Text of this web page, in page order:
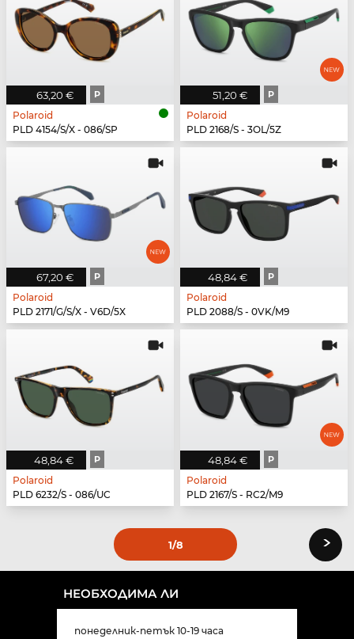
63,20 € P
Polaroid
PLD 4154/S/X - 086/SP
51,20 € P
Polaroid
PLD 2168/S - 3OL/5Z
67,20 € P
Polaroid
PLD 2171/G/S/X - V6D/5X
48,84 € P
Polaroid
PLD 2088/S - 0VK/M9
48,84 € P
Polaroid
PLD 6232/S - 086/UC
48,84 € P
Polaroid
PLD 2167/S - RC2/M9
1/8 ›
НЕОБХОДИМА ЛИ
понеделник-петък 10-19 часа